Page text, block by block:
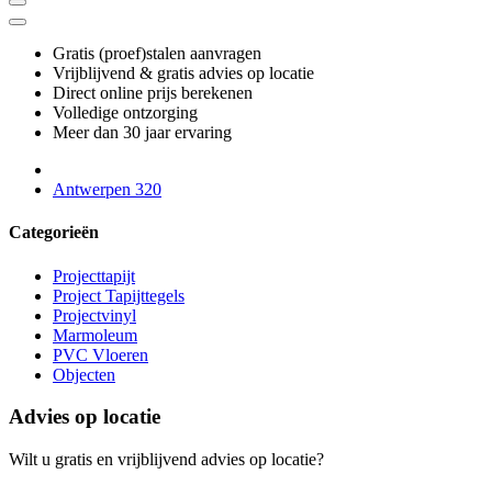
Gratis (proef)stalen aanvragen
Vrijblijvend & gratis advies op locatie
Direct online prijs berekenen
Volledige ontzorging
Meer dan 30 jaar ervaring
Antwerpen 320
Categorieën
Projecttapijt
Project Tapijttegels
Projectvinyl
Marmoleum
PVC Vloeren
Objecten
Advies op locatie
Wilt u gratis en vrijblijvend advies op locatie?